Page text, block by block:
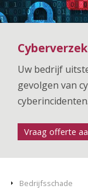
Uw bedrijf
gevolgen van
cyberincidenten.
Vraag offerte
Bedrijfsschade